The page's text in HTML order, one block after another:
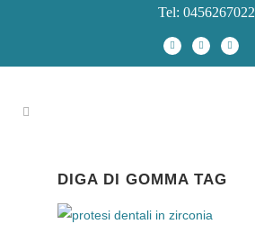
Tel: 0456267022
DIGA DI GOMMA TAG